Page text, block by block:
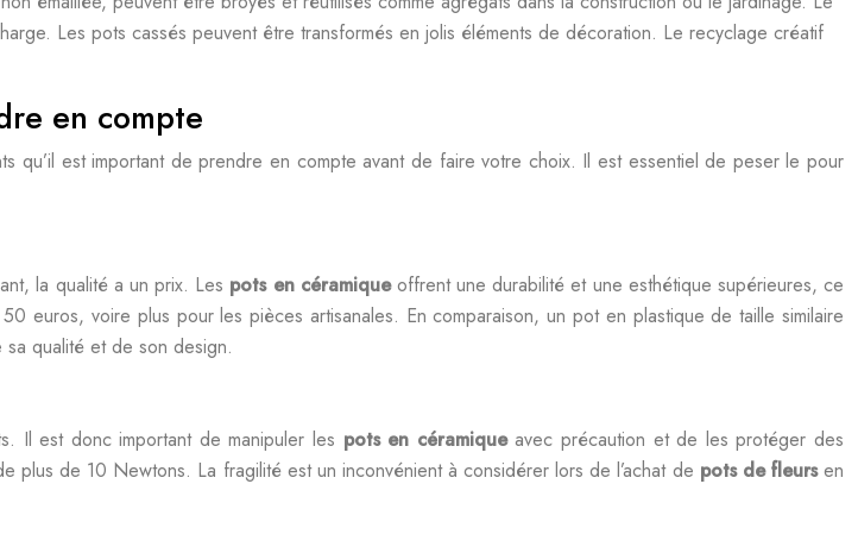
Les pots cassés peuvent être transformés en jolis éléments de décoration. Le recyclage créatif
en compte
qu’il est important de prendre en compte avant de faire votre choix. Il est essentiel de peser le pour
la qualité a un prix. Les pots en céramiqueoffrent une durabilité et une esthétique supérieures, ce
euros, voire plus pour les pièces artisanales. En comparaison, un pot en plastique de taille similaire
qualité et de son design.
Il est donc important de manipuler les pots en céramiqueavec précaution et de les protéger des
de 10 Newtons. La fragilité est un inconvénient à considérer lors de l’achat de pots de fleursen